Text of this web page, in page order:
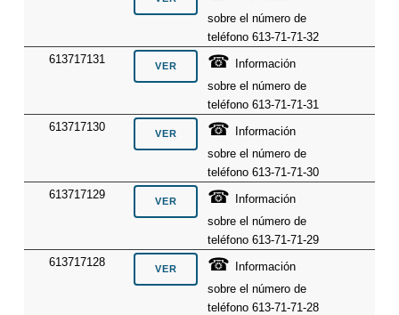
sobre el número de
teléfono 613-71-71-32
613717131
☎ Información
sobre el número de
teléfono 613-71-71-31
613717130
☎ Información
sobre el número de
teléfono 613-71-71-30
613717129
☎ Información
sobre el número de
teléfono 613-71-71-29
613717128
☎ Información
sobre el número de
teléfono 613-71-71-28